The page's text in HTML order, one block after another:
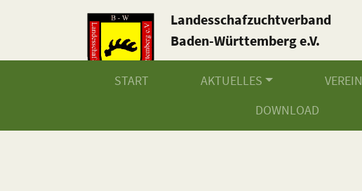
Landesschafzuchtverband
Baden-Württemberg e.V.
START AKTUELLES VEREIN
DOWNLOAD